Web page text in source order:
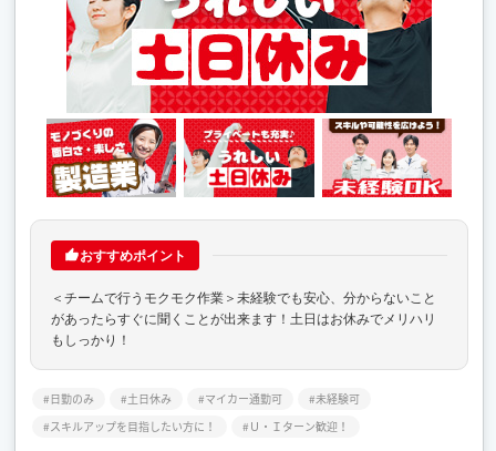
おすすめポイント
＜チームで行うモクモク作業＞未経験でも安心、分からないこと
があったらすぐに聞くことが出来ます！土日はお休みでメリハリ
もしっかり！
日勤のみ 土日休み マイカー通勤可
未経験可
スキルアップを目指したい方に！
Ｕ・Ｉターン歓迎！